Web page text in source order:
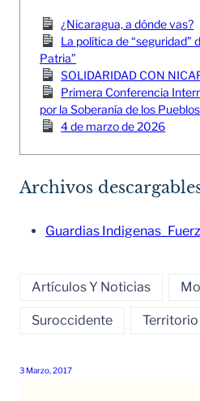
¿Nicaragua, a dónde vas?
La política de “seguridad”
Patria”
SOLIDARIDAD CON
Primera Conferencia
por la Soberanía de los Pueblos
4 de marzo de 2026
Archivos
Guardias
Artículos Y Noticias
Suroccidente Territorio
3 Marzo, 2017